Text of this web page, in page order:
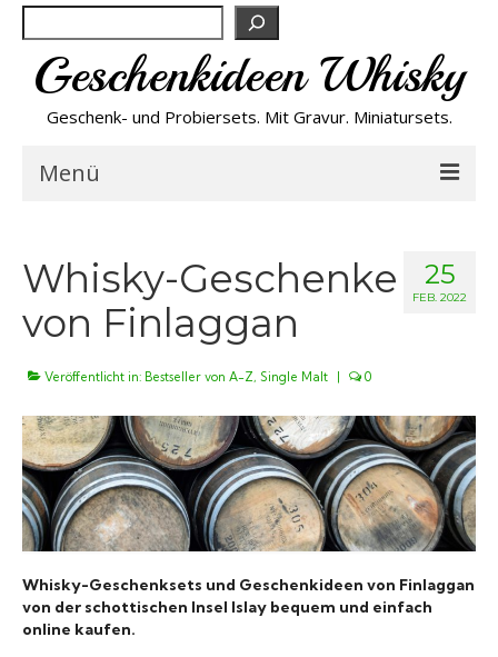
Suchen
Geschenkideen Whisky
Geschenk- und Probiersets. Mit Gravur. Miniatursets.
Menü
NEU
Preishits
Probiersets
Raritäten
25
FEB. 2022
Whisky-Geschenke
von Finlaggan
Veröffentlicht in: Bestseller von A-Z, Single Malt | 0
Whisky-Geschenksets und Geschenkideen von Finlaggan
von der schottischen Insel Islay bequem und einfach
online kaufen.